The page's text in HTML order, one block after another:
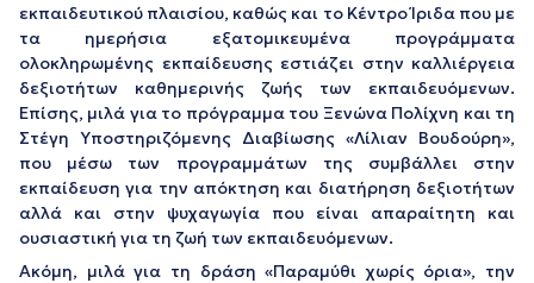
εκπαιδευτικού πλαισίου, καθώς και το Κέντρο Ίριδα που με
τα ημερήσια εξατομικευμένα προγράμματα
ολοκληρωμένης εκπαίδευσης εστιάζει στην καλλιέργεια
δεξιοτήτων καθημερινής ζωής των εκπαιδευόμενων.
Επίσης, μιλά για το πρόγραμμα του Ξενώνα Πολίχνη και τη
Στέγη Υποστηριζόμενης Διαβίωσης «Λίλιαν Βουδούρη»,
που μέσω των προγραμμάτων της συμβάλλει στην
εκπαίδευση για την απόκτηση και διατήρηση δεξιοτήτων
αλλά και στην ψυχαγωγία που είναι απαραίτητη και
ουσιαστική για τη ζωή των εκπαιδευόμενων.
Ακόμη, μιλά για τη δράση «Παραμύθι χωρίς όρια», την